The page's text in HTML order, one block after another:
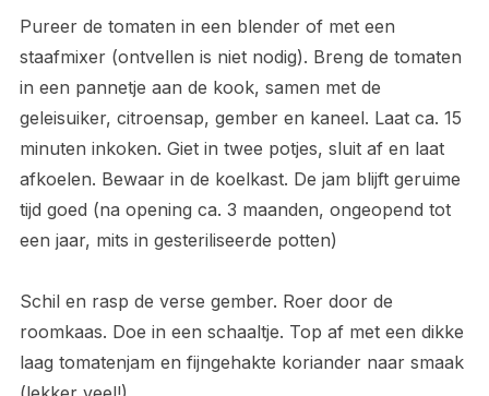
Pureer de tomaten in een blender of met een
staafmixer (ontvellen is niet nodig). Breng de tomaten
in een pannetje aan de kook, samen met de
geleisuiker, citroensap, gember en kaneel. Laat ca. 15
minuten inkoken. Giet in twee potjes, sluit af en laat
afkoelen. Bewaar in de koelkast. De jam blijft geruime
tijd goed (na opening ca. 3 maanden, ongeopend tot
een jaar, mits in gesteriliseerde potten)
Schil en rasp de verse gember. Roer door de
roomkaas. Doe in een schaaltje. Top af met een dikke
laag tomatenjam en fijngehakte koriander naar smaak